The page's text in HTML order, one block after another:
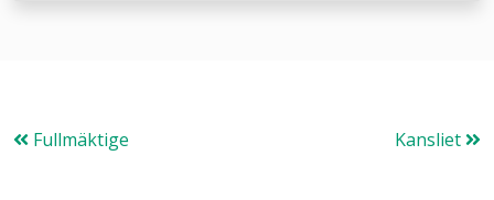
Fullmäktige Kansliet